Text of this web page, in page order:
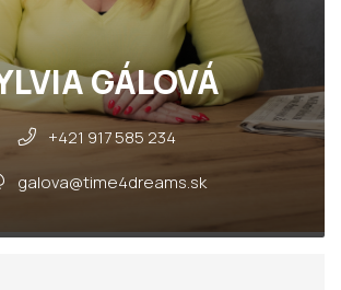
GÁLOVÁ
+421 917 585 234
galova@time4dreams.sk